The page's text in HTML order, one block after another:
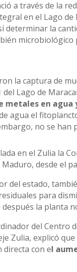
a través de la
en el Lago de
determinar la
microbiológico
la captura de
del Lago de
metales en agua
agua el
no se
en el Zulia la
desde el
del estado,
para
la planta
del Centro
Zulia, explicó
directa con el